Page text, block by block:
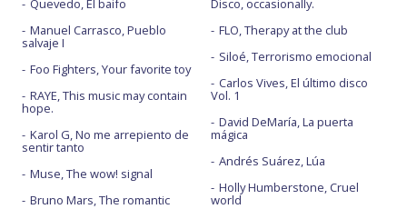
Quevedo, El baifo
Manuel Carrasco, Pueblo
salvaje I
Foo Fighters, Your favorite toy
RAYE, This music may contain
hope.
Karol G, No me arrepiento de
sentir tanto
Muse, The wow! signal
Bruno Mars, The romantic
Disco, occasionally.
FLO, Therapy at the club
Siloé, Terrorismo emocional
Carlos Vives, El último disco
Vol. 1
David DeMaría, La puerta
mágica
Andrés Suárez, Lúa
Holly Humberstone, Cruel
world